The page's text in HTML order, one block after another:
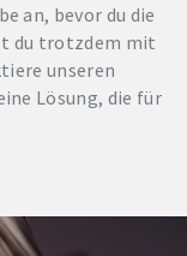
an, bevor du die
du trotzdem mit
unseren
Lösung, die für